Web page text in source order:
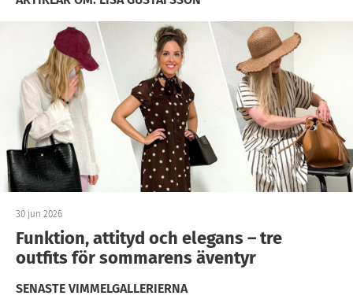
30 jun 2026
Funktion, attityd och elegans – tre
outfits för sommarens äventyr
SENASTE VIMMELGALLERIERNA